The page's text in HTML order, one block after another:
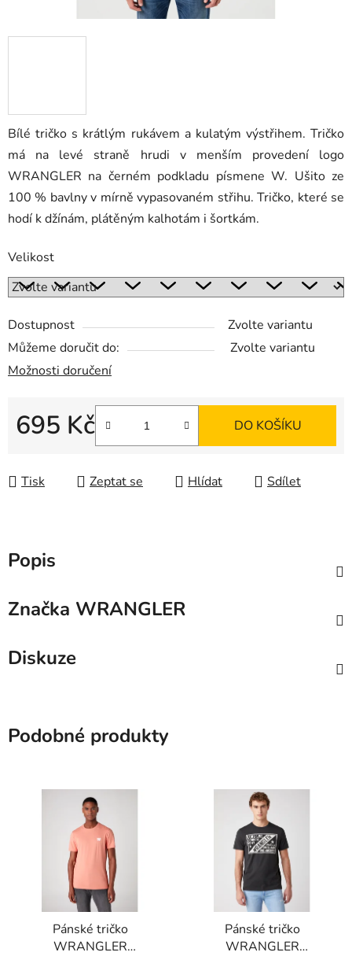
Bílé tričko s krátlým rukávem a kulatým výstřihem. Tričko
má na levé straně hrudi v menším provedení logo
WRANGLER na černém podkladu písmene W. Ušito ze
100 % bavlny v mírně vypasovaném střihu. Tričko, které se
hodí k džínám, plátěným kalhotám i šortkám.
Velikost
Dostupnost
Zvolte variantu
Můžeme doručit do:
Zvolte variantu
Možnosti doručení
695 Kč DO KOŠÍKU
Tisk Zeptat se Hlídat Sdílet
Popis
Značka WRANGLER
Diskuze
Podobné produkty
Pánské tričko
WRANGLER
Pánské tričko
WRANGLER